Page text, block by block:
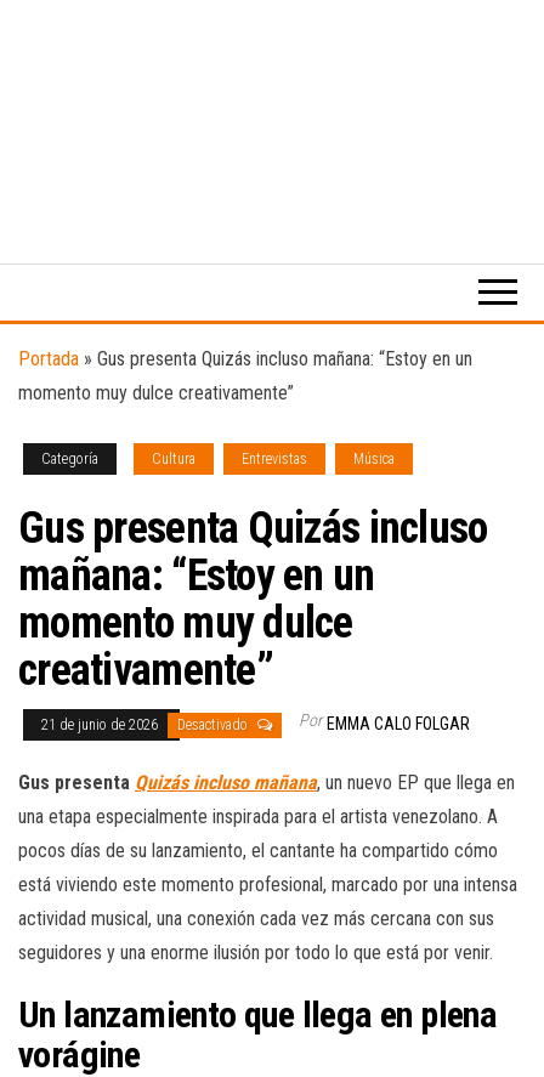
digital
el
Portada » Gus presenta Quizás incluso mañana: “Estoy en un
momento muy dulce creativamente”
Categoría Cultura Entrevistas Música
Gus presenta Quizás incluso
mañana: “Estoy en un
momento muy dulce
creativamente”
21 de junio de 2026 Desactivado Por EMMA CALO FOLGAR
Gus presenta Quizás incluso mañana, un nuevo EP que llega en
una etapa especialmente inspirada para el artista venezolano. A
pocos días de su lanzamiento, el cantante ha compartido cómo
está viviendo este momento profesional, marcado por una intensa
actividad musical, una conexión cada vez más cercana con sus
seguidores y una enorme ilusión por todo lo que está por venir.
Un lanzamiento que llega en plena
vorágine